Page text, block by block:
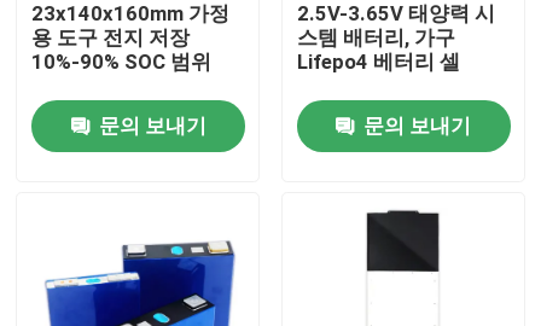
홈
23x140x160mm 가정
용 도구 전지 저장
10%-90% SOC 범위
문의 보내기
2.5V-3.65V 태양력 시
스템 배터리, 가구
Lifepo4 베터리 셀
문의 보내기